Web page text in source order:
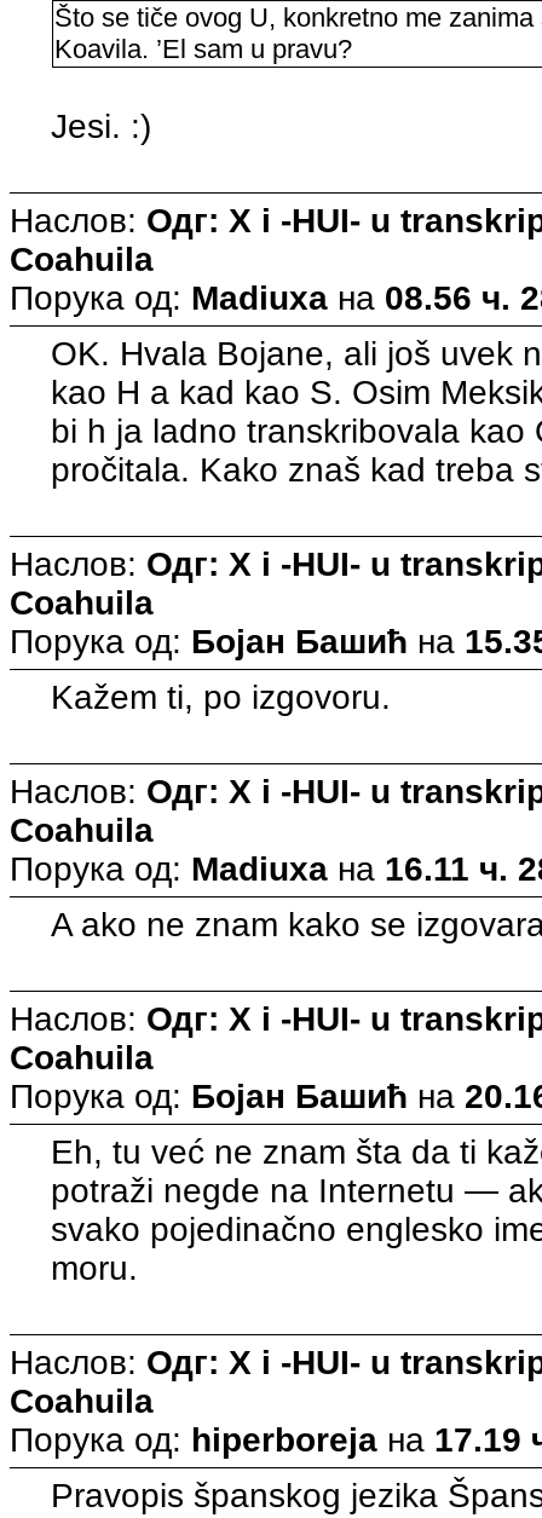
Što se tiče ovog U, konkretno me
Koavila. ’El sam u pravu?
Jesi. :)
Наслов: Одг: X i -HUI- u
Coahuila
Порука од: Madiuxa на 08.56 ч.
OK. Hvala Bojane, ali još uvek
kao H a kad kao S. Osim
bi h ja ladno transkribovala kao
pročitala. Kako znaš kad treba
Наслов: Одг: X i -HUI- u
Coahuila
Порука од: Бојан Башић на
Kažem ti, po izgovoru.
Наслов: Одг: X i -HUI- u
Coahuila
Порука од: Madiuxa на 16.11 ч.
A ako ne znam kako se
Наслов: Одг: X i -HUI- u
Coahuila
Порука од: Бојан Башић на
Eh, tu već ne znam šta da ti
potraži negde na Internetu —
svako pojedinačno englesko
moru.
Наслов: Одг: X i -HUI- u
Coahuila
Порука од: hiperboreja на 17.19
Pravopis španskog jezika